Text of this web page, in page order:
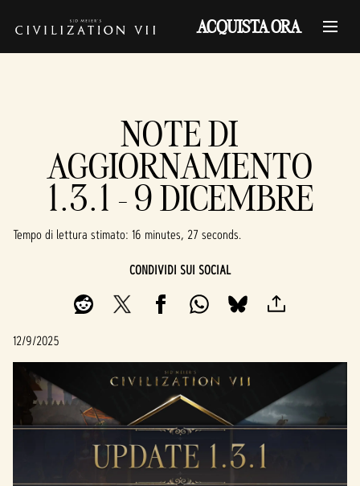
ACQUISTA ORA
NOTE DI
AGGIORNAMENTO
1.3.1 - 9 DICEMBRE
Tempo di lettura stimato 16 minutes, 27 seconds
CONDIVIDI SUI SOCIAL
12/9/2025